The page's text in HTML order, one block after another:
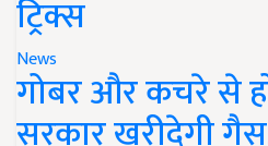
ट्रिक्स
News
गोबर और कचरे से
सरकार खरीदेगी